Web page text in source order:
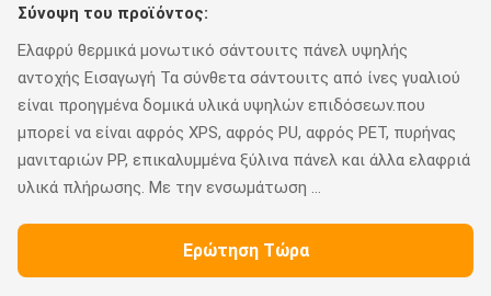
Σύνοψη του προϊόντος:
Ελαφρύ θερμικά μονωτικό σάντουιτς πάνελ υψηλής
αντοχής Εισαγωγή Τα σύνθετα σάντουιτς από ίνες γυαλιού
είναι προηγμένα δομικά υλικά υψηλών επιδόσεων.που
μπορεί να είναι αφρός XPS, αφρός PU, αφρός PET, πυρήνας
μανιταριών PP, επικαλυμμένα ξύλινα πάνελ και άλλα ελαφριά
υλικά πλήρωσης. Με την ενσωμάτωση ...
Ερώτηση Τώρα